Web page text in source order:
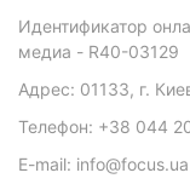
Идентификатор
медиа - R40-03129
Адрес: 01133, г.
Телефон: +38 044
E-mail: info@focus.ua